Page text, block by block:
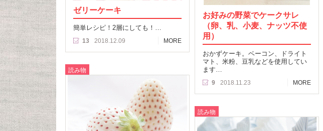
ゼリーケーキ
簡単レシピ！2層にしても！…
13 2018.12.09 MORE
お好みの野菜でケークサレ
（卵、乳、小麦、ナッツ不使
用）
おかずケーキ。ベーコン、ドライト
マト、米粉、豆乳などを使用してい
ます…
9 2018.11.23 MORE
読み物
読み物